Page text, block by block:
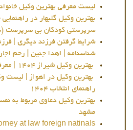
لیست معرفی بهترین وکیل خانواده در
بهترین وکیل گلبهار در
سرپرستی کودکان بی سرپرست
شرایط گرفتن فرزند دیگری |
شناسنامه | اهدا جنین | رحم
بهترین وکیل شیراز 1404 | معرفی ۱۰ وکیل برتر شیراز
بهترین وکیل در اهواز | لیست
راهنمای انتخاب 1404
بهترین وکیل دعاوی مربوط به
مشهد
at law foreign natinals